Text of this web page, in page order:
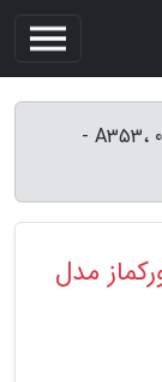
جعبه گشایی و آنالیز چای ساز کورکماز مدل A353، 06 -
مدل